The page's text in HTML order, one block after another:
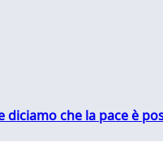
che la pace è